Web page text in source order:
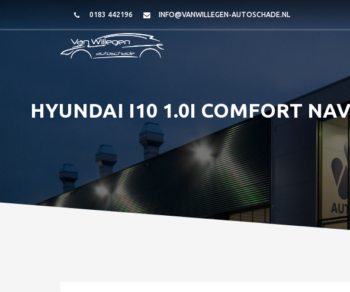
0183 442196 INFO@VANWILLEGEN-AUTOSCHADE.NL
HYUNDAI I10 1.0I COMFORT